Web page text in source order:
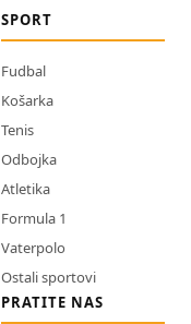
SPORT
Fudbal
Košarka
Tenis
Odbojka
Atletika
Formula 1
Vaterpolo
Ostali sportovi
PRATITE NAS